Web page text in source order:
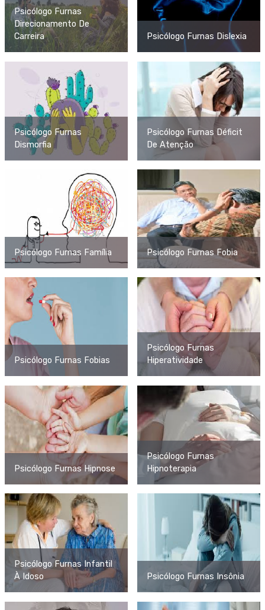
Psicólogo Furnas
Direcionamento De
Carreira
Psicólogo Furnas Dislexia
Psicólogo Furnas
Dismorfia
Psicólogo Furnas Déficit
De Atenção
Psicólogo Furnas Família Psicólogo Furnas Fobia
Psicólogo Furnas Fobias
Psicólogo Furnas
Hiperatividade
Psicólogo Furnas Hipnose
Psicólogo Furnas
Hipnoterapia
Psicólogo Furnas Infantil
À Idoso
Psicólogo Furnas Insônia